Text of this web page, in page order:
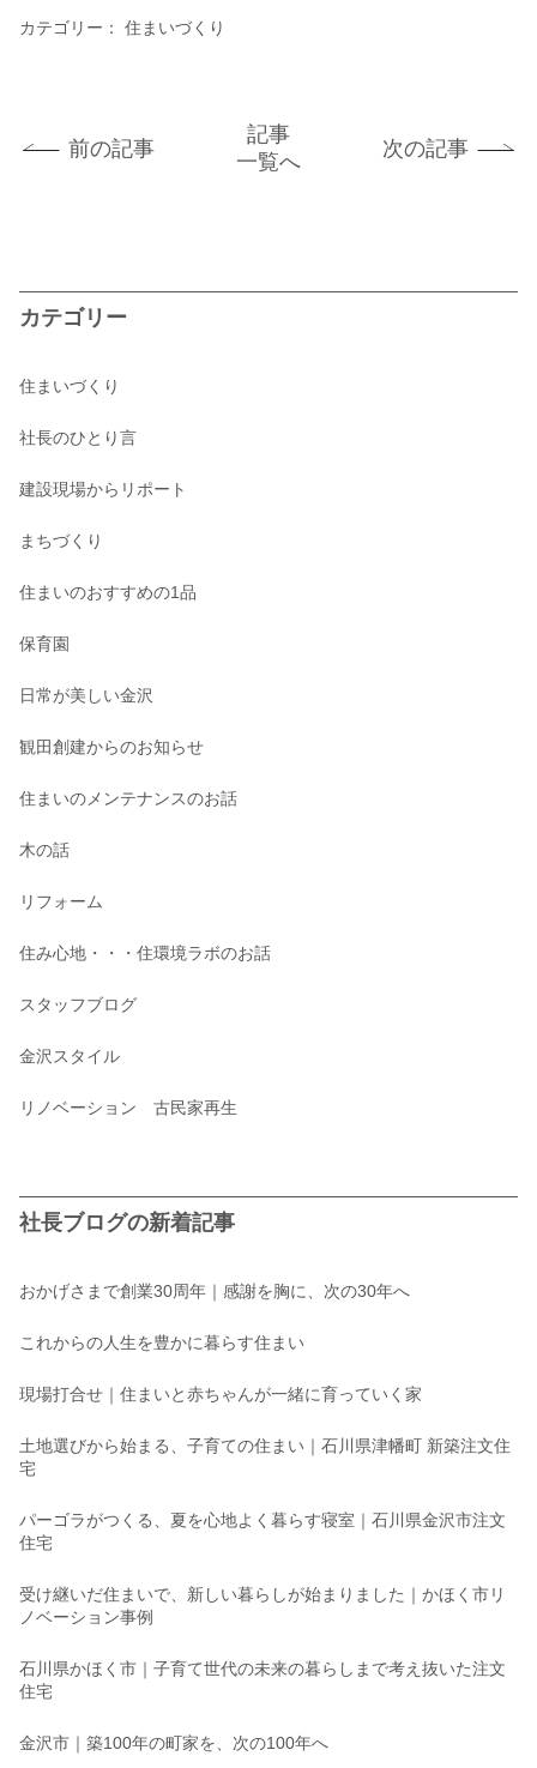
カテゴリー： 住まいづくり
前の記事
記事
一覧へ
次の記事
カテゴリー
住まいづくり
社長のひとり言
建設現場からリポート
まちづくり
住まいのおすすめの1品
保育園
日常が美しい金沢
観田創建からのお知らせ
住まいのメンテナンスのお話
木の話
リフォーム
住み心地・・・住環境ラボのお話
スタッフブログ
金沢スタイル
リノベーション 古民家再生
社長ブログの新着記事
おかげさまで創業30周年｜感謝を胸に、次の30年へ
これからの人生を豊かに暮らす住まい
現場打合せ｜住まいと赤ちゃんが一緒に育っていく家
土地選びから始まる、子育ての住まい｜石川県津幡町 新築注文住
宅
パーゴラがつくる、夏を心地よく暮らす寝室｜石川県金沢市注文
住宅
受け継いだ住まいで、新しい暮らしが始まりました｜かほく市リ
ノベーション事例
石川県かほく市｜子育て世代の未来の暮らしまで考え抜いた注文
住宅
金沢市｜築100年の町家を、次の100年へ